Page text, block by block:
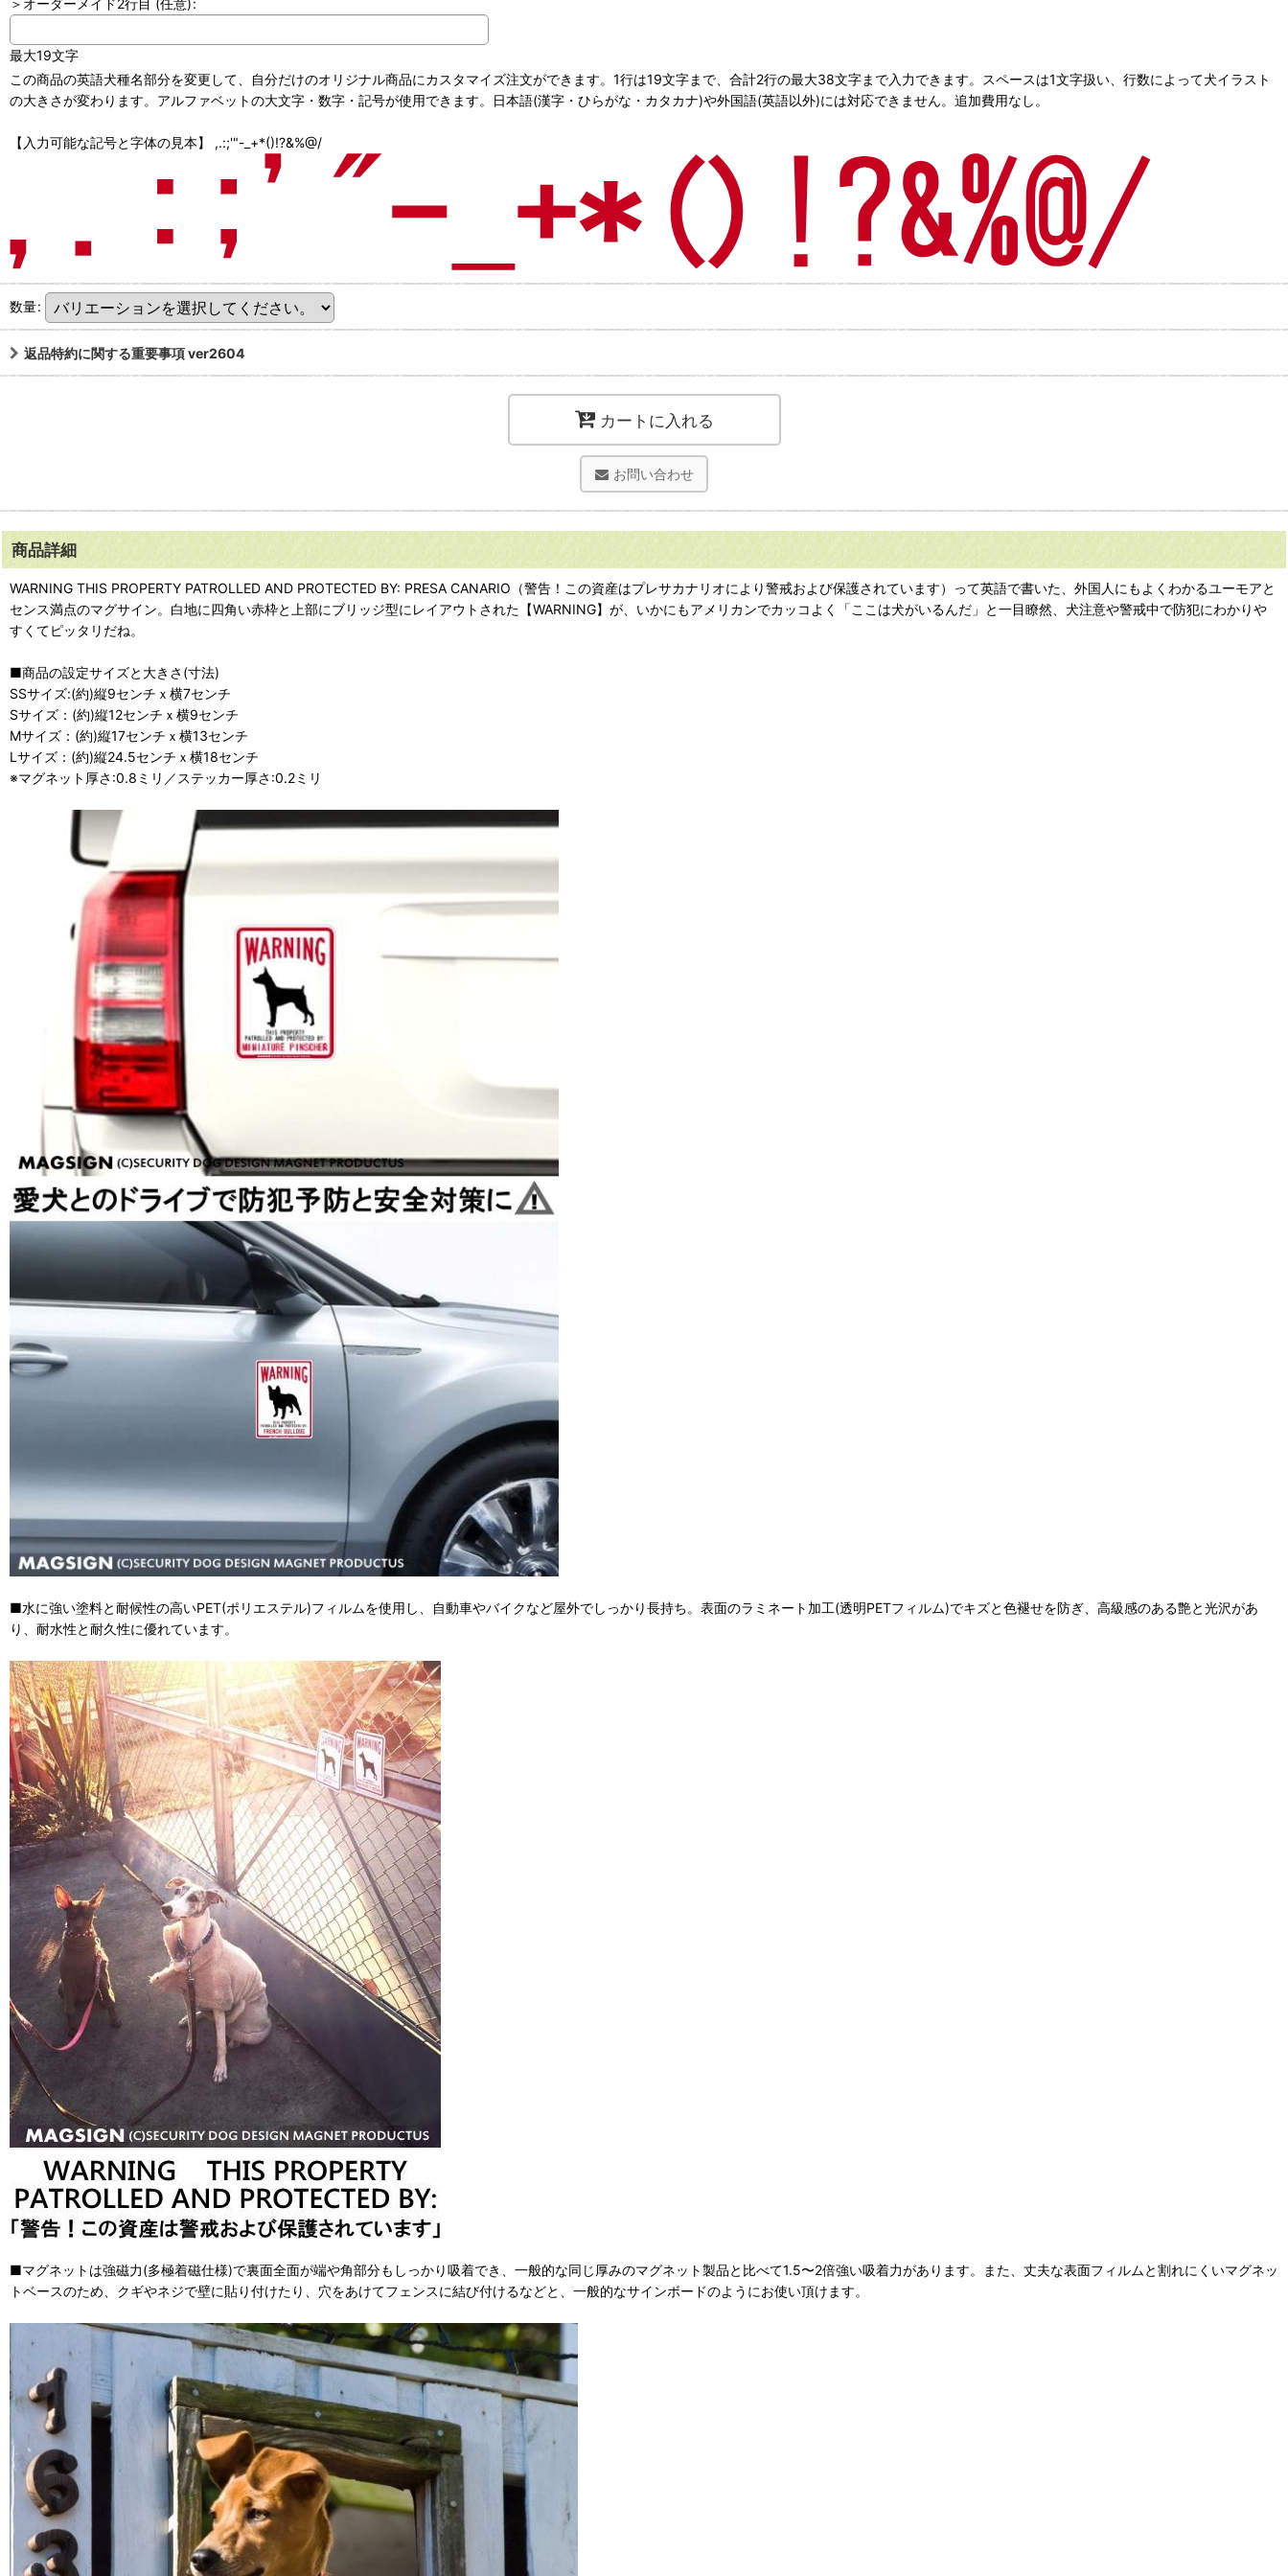
＞オーダーメイド2行目 (任意):
最大19文字
この商品の英語犬種名部分を変更して、自分だけのオリジナル商品にカスタマイズ注文ができます。1行は19文字まで、合計2行の最大38文字まで入力できます。スペースは1文字扱い、行数によって犬イラスト
の大きさが変わります。アルファベットの大文字・数字・記号が使用できます。日本語(漢字・ひらがな・カタカナ)や外国語(英語以外)には対応できません。追加費用なし。
【入力可能な記号と字体の見本】 ,.:;'"-_+*()!?&%@/
数量:
返品特約に関する重要事項 ver2604
カートに入れる
お問い合わせ
商品詳細
WARNING THIS PROPERTY PATROLLED AND PROTECTED BY: PRESA CANARIO（警告！この資産はプレサカナリオにより警戒および保護されています）って英語で書いた、外国人にもよくわかるユーモアと
センス満点のマグサイン。白地に四角い赤枠と上部にブリッジ型にレイアウトされた【WARNING】が、いかにもアメリカンでカッコよく「ここは犬がいるんだ」と一目瞭然、犬注意や警戒中で防犯にわかりや
すくてピッタリだね。
■商品の設定サイズと大きさ(寸法)
SSサイズ:(約)縦9センチｘ横7センチ
Sサイズ：(約)縦12センチｘ横9センチ
Mサイズ：(約)縦17センチｘ横13センチ
Lサイズ：(約)縦24.5センチｘ横18センチ
※マグネット厚さ:0.8ミリ／ステッカー厚さ:0.2ミリ
■水に強い塗料と耐候性の高いPET(ポリエステル)フィルムを使用し、自動車やバイクなど屋外でしっかり長持ち。表面のラミネート加工(透明PETフィルム)でキズと色褪せを防ぎ、高級感のある艶と光沢があ
り、耐水性と耐久性に優れています。
■マグネットは強磁力(多極着磁仕様)で裏面全面が端や角部分もしっかり吸着でき、一般的な同じ厚みのマグネット製品と比べて1.5〜2倍強い吸着力があります。また、丈夫な表面フィルムと割れにくいマグネッ
トベースのため、クギやネジで壁に貼り付けたり、穴をあけてフェンスに結び付けるなどと、一般的なサインボードのようにお使い頂けます。